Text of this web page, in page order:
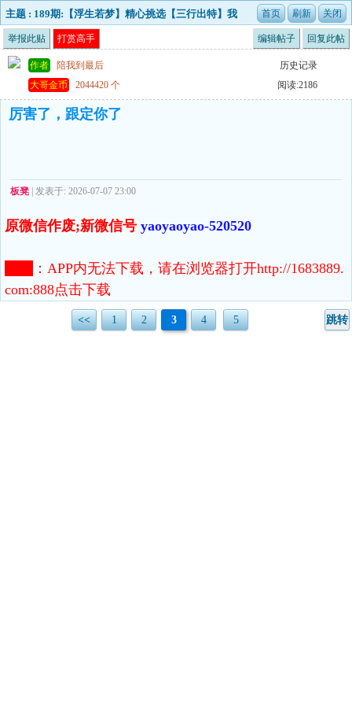
主题 : 189期:【浮生若梦】精心挑选【三行出特】我
来计算，保你横财就手！
举报此贴 打赏高手 编辑帖子 回复此帖
作者 陪我到最后
历史记录
大哥金币
2044420 个 阅读:2186
厉害了，跟定你了
板凳 | 发表于: 2026-07-07 23:00
原微信作废;新微信号 yaoyaoyao-520520
： APP内无法下载，请在浏览器打开http://1683889.
com:888点击下载
<< 1 2 3 4 5 跳转